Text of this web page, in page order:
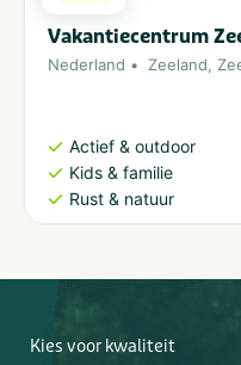
Vakantiecentrum
Nederland Zeeland,
Actief & outdoor
Kids & familie
Rust & natuur
Kies voor kwaliteit